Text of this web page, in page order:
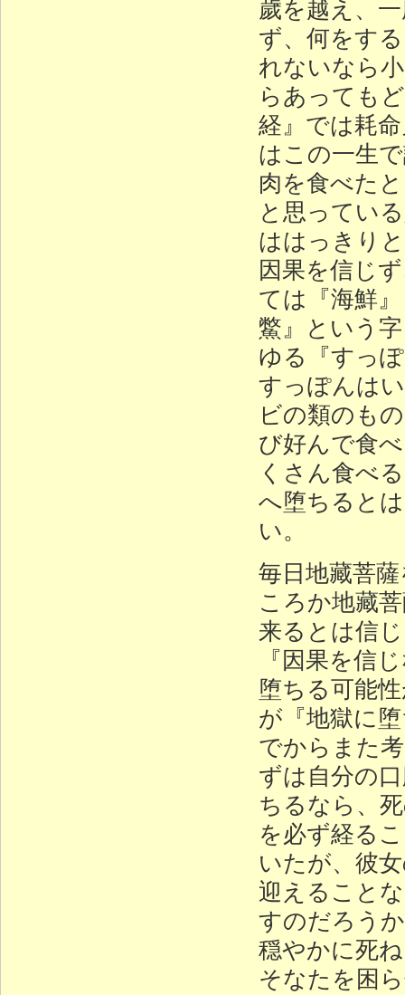
歲を越え、
ず、何をす
れないなら
らあっても
経』では耗
はこの一生
肉を食べた
と思ってい
ははっきり
因果を信じ
ては『海鮮
鱉』という
ゆる『すっ
すっぽんは
ビの類のも
び好んで食
くさん食べ
へ堕ちると
い。
毎日地藏菩
ころか地藏
来るとは信
『因果を信
堕ちる可能
が『地獄に
でからまた
ずは自分の
ちるなら、
を必ず経る
いたが、彼
迎えること
すのだろう
穏やかに死
そなたを困